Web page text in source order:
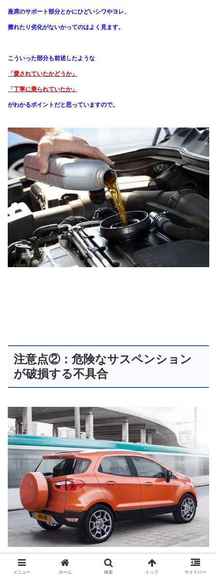
座席のサポート部分とかにひどいシワやヨレ、
擦れたり劣化がないかってのはよく見ます。
こういった部分も前述したような
「愛されていたかどうか」
「丁寧に乗られていたか」
がわかるポイントだと思っていますので。
注意点②：危険なサスペンション
が破損する不具合
メニュー ホーム 検索 トップ サイドバー